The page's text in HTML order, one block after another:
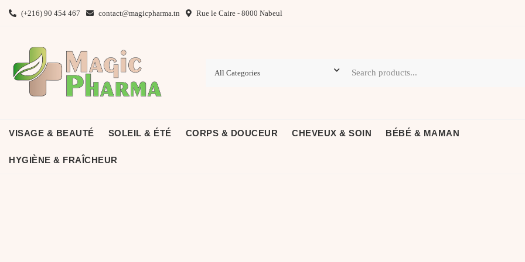
(+216) 90 454 467 contact@magicpharma.tn Rue le Caire - 8000 Nabeul
VISAGE & BEAUTÉ SOLEIL & ÉTÉ CORPS & DOUCEUR CHEVEUX & SOIN BÉBÉ & MAMAN
HYGIÈNE & FRAÎCHEUR